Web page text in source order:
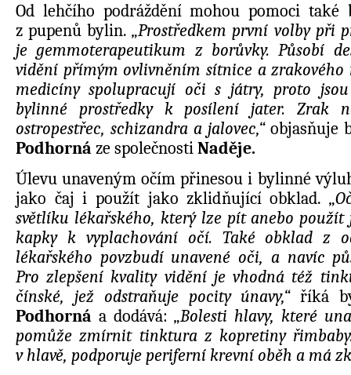
Od lehčího podráždění mohou pomoci
z pupenů bylin.„Prostředkem první volby při
je gemmoterapeutikum z borůvky. Působí
vidění přímým ovlivněním sítnice a zrakového
medicíny spolupracují oči s játry, proto
bylinné prostředky k posílení jater. Zrak
ostropestřec, schizandra a jalovec,“ objasňuje
Podhorná ze společnosti Naděje.
Úlevu unaveným očím přinesou i bylinné
jako čaj i použít jako zklidňující obklad.
světlíku lékařského, který lze pít anebo
kapky k vyplachování očí. Také obklad z
lékařského povzbudí unavené oči, a navíc
Pro zlepšení kvality vidění je vhodná též
čínské, jež odstraňuje pocity únavy,“ říká
Podhorná a dodává:„Bolesti hlavy, které
pomůže zmírnit tinktura z kopretiny
v hlavě, podporuje periferní krevní oběh a má